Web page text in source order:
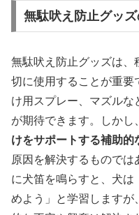
無駄吠え防止グッ
無駄吠え防止グッズは、
切に使用することが重要
け用スプレー、マズル
が期待できます。しか
けをサポートする補助的
原因を解決するもので
に犬笛を鳴らすと、犬
めよう」と学習しますが